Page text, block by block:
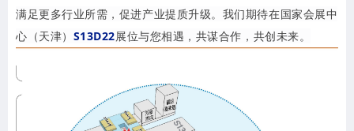
满足更多行业所需，促进产业提质升级。我们期待在国家会展中
心（天津） S13D22展位与您相遇，共谋合作，共创未来。